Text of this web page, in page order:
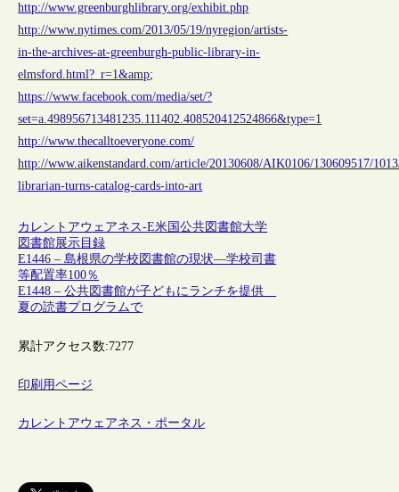
http://www.greenburghlibrary.org/exhibit.php
http://www.nytimes.com/2013/05/19/nyregion/artists-
in-the-archives-at-greenburgh-public-library-in-
elmsford.html?_r=1&amp;
https://www.facebook.com/media/set/?
set=a.498956713481235.111402.408520412524866&type=1
http://www.thecalltoeveryone.com/
http://www.aikenstandard.com/article/20130608/AIK0106/130609517/
librarian-turns-catalog-cards-into-art
カレントアウェアネス-E米国公共図書館大学
図書館展示 目録
E1446 – 島根県の学校図書館の現状―学校司書
等配置率100％
E1448 – 公共図書館が子どもにランチを提供
夏の読書プログラムで
累計アクセス数:7277
印刷用ページ
カレントアウェアネス・ポータル